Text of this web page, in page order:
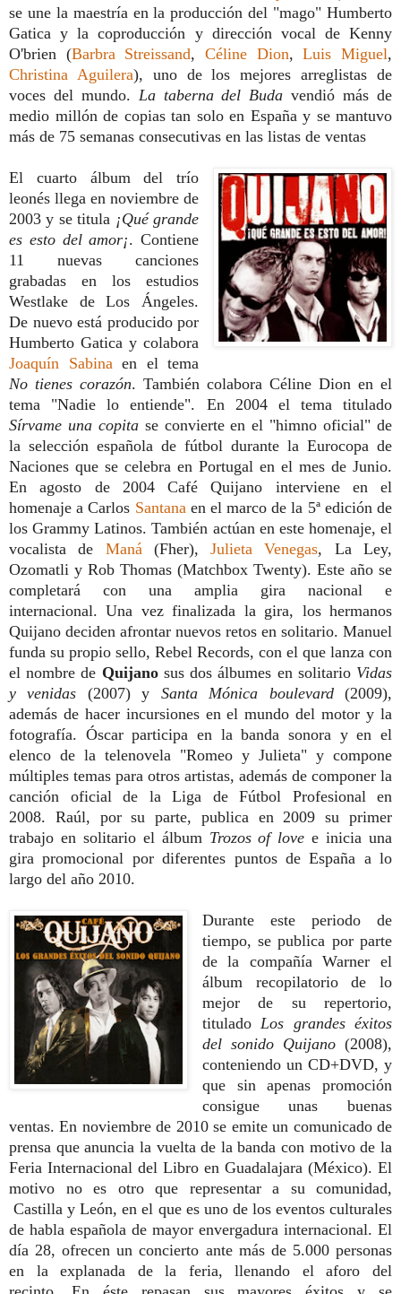
se une la maestría en la producción del "mago" Humberto
Gatica y la coproducción y dirección vocal de Kenny
O'brien (Barbra Streissand,Céline Dion,Luis Miguel,
Christina Aguilera), uno de los mejores arreglistas de
voces del mundo. La taberna del Buda vendió más de
medio millón de copias tan solo en España y se mantuvo
más de 75 semanas consecutivas en las listas de ventas
El cuarto álbum del trío
leonés llega en noviembre de
2003 y se titula ¡Qué grande
es esto del amor¡. Contiene
11 nuevas canciones
grabadas en los estudios
Westlake de Los Ángeles.
De nuevo está producido por
Humberto Gatica y colabora
Joaquín Sabinaen el tema
No tienes corazón. También colabora Céline Dion en el
tema "Nadie lo entiende". En 2004 el tema titulado
Sírvame una copitase convierte en el "himno oficial" de
la selección española de fútbol durante la Eurocopa de
Naciones que se celebra en Portugal en el mes de Junio.
En agosto de 2004 Café Quijano interviene en el
homenaje a Carlos Santanaen el marco de la 5ª edición de
los Grammy Latinos. También actúan en este homenaje, el
vocalista de Maná(Fher),Julieta Venegas, La Ley,
Ozomatli y Rob Thomas (Matchbox Twenty). Este año se
completará con una amplia gira nacional e
internacional. Una vez finalizada la gira, los hermanos
Quijano deciden afrontar nuevos retos en solitario. Manuel
funda su propio sello, Rebel Records, con el que lanza con
el nombre de Quijanosus dos álbumes en solitario Vidas
y venidas (2007) y Santa Mónica boulevard(2009),
además de hacer incursiones en el mundo del motor y la
fotografía. Óscar participa en la banda sonora y en el
elenco de la telenovela "Romeo y Julieta" y compone
múltiples temas para otros artistas, además de componer la
canción oficial de la Liga de Fútbol Profesional en
2008. Raúl, por su parte, publica en 2009 su primer
trabajo en solitario el álbum Trozos of love e inicia una
gira promocional por diferentes puntos de España a lo
largo del año 2010.
Durante este periodo de
tiempo, se publica por parte
de la compañía Warner el
álbum recopilatorio de lo
mejor de su repertorio,
tituladoLos grandes éxitos
del sonido Quijano (2008),
conteniendo un CD+DVD, y
que sin apenas promoción
consigue unas buenas
ventas. En noviembre de 2010 se emite un comunicado de
prensa que anuncia la vuelta de la banda con motivo de la
Feria Internacional del Libro en Guadalajara (México). El
motivo no es otro que representar a su comunidad,
Castilla y León, en el que es uno de los eventos culturales
de habla española de mayor envergadura internacional. El
día 28, ofrecen un concierto ante más de 5.000 personas
en la explanada de la feria, llenando el aforo del